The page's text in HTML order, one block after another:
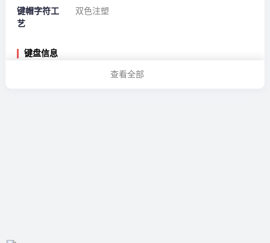
键帽字符工
艺
双色注塑
键盘信息
蓝牙，有线，无线
查看全部